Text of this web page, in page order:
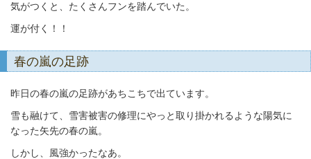
気がつくと、たくさんフンを踏んでいた。
運が付く！！
春の嵐の足跡
昨日の春の嵐の足跡があちこちで出ています。
雪も融けて、雪害被害の修理にやっと取り掛かれるような陽気に
なった矢先の春の嵐。
しかし、風強かったなあ。